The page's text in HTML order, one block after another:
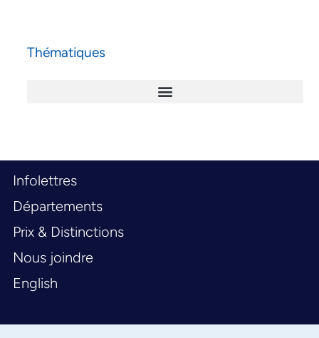
Thématiques
Infolettres
Départements
Prix & Distinctions
Nous joindre
English